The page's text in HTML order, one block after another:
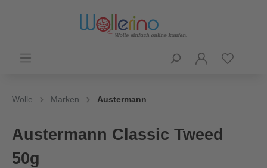
Wolle Marken Austermann
Austermann Classic Tweed
50g